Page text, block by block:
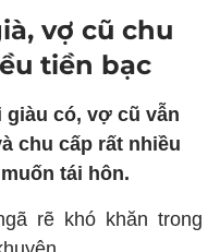
vợ cũ chu
tiền bạc
giàu có, vợ cũ vẫn
chu cấp rất nhiều
tái hôn.
rẽ khó khăn trong